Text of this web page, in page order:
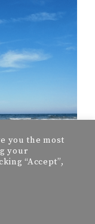
you the most
your
“Accept”,